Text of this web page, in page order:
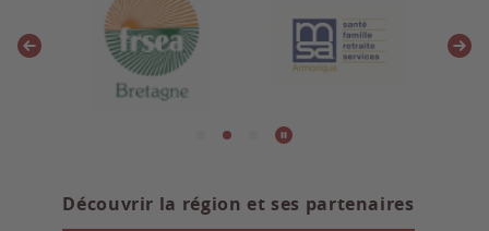
Découvrir la région et ses partenaires